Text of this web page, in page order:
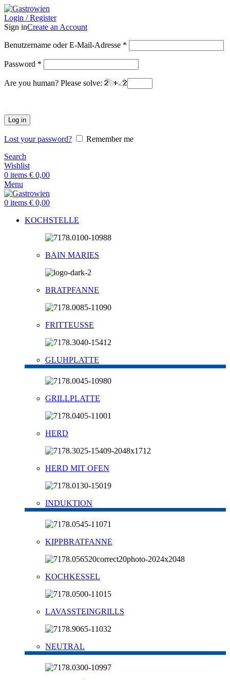
Login / Register
Sign inCreate an Account
Benutzername oder E-Mail-Adresse *
Password *
Are you human? Please solve:
Log in
Lost your password?
Remember me
Search
Wishlist
0 items € 0,00
Menu
0 items € 0,00
KOCHSTELLE
BAIN MARIES
BRATPFANNE
FRITTEUSSE
GLUHPLATTE
GRILLPLATTE
HERD
HERD MIT OFEN
INDUKTION
KIPPBRATFANNE
KOCHKESSEL
LAVASSTEINGRILLS
NEUTRAL